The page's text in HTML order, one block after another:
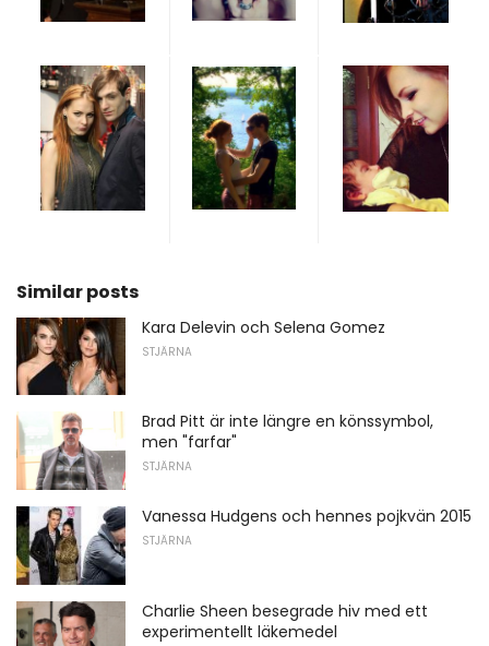
Similar posts
Kara Delevin och Selena Gomez
STJÄRNA
Brad Pitt är inte längre en könssymbol,
men "farfar"
STJÄRNA
Vanessa Hudgens och hennes pojkvän 2015
STJÄRNA
Charlie Sheen besegrade hiv med ett
experimentellt läkemedel